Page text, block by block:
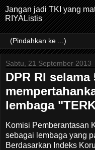
Jangan jadi TKI yang
RIYAListis
Sabtu, 21 September 2013
DPR RI
lembaga
Komisi Pemberantasan
sebagai lembaga yang
Berdasarkan Indeks